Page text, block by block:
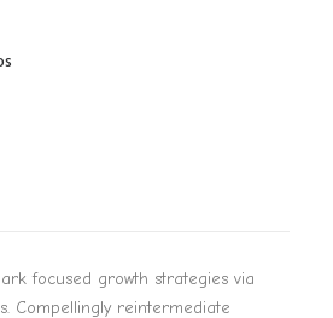
focused growth strategies via
Compellingly reintermediate